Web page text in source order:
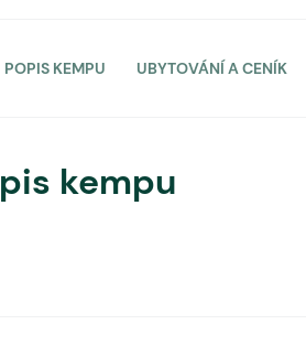
POPIS KEMPU UBYTOVÁNÍ A CENÍK
kempu